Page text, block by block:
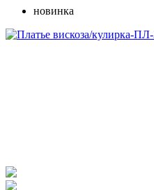
новинка